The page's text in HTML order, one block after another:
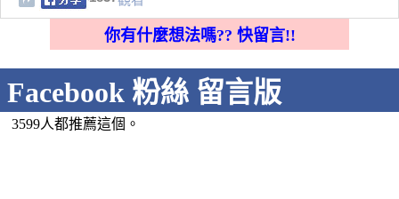
你有什麼想法嗎?? 快留言!!
Facebook 粉絲 留言版
3599人都推薦這個。